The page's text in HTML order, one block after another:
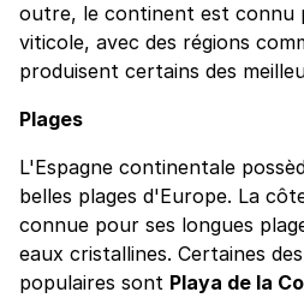
outre, le continent est connu
viticole, avec des régions
produisent certains des
Plages
L'Espagne continentale
belles plages d'Europe. La
connue pour ses longues
eaux cristallines. Certaines
populaires sont Playa de la